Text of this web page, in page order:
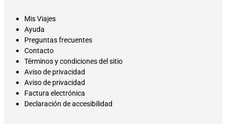
Mis Viajes
Ayuda
Preguntas frecuentes
Contacto
Términos y condiciones del sitio
Aviso de privacidad
Aviso de privacidad
Factura electrónica
Declaración de accesibilidad